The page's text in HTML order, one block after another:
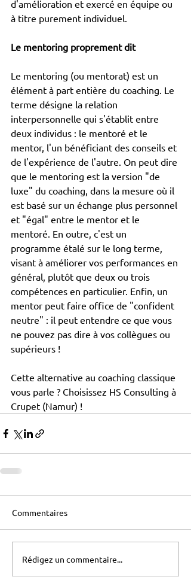
d'amélioration et exercé en équipe ou
à titre purement individuel.
Le mentoring proprement dit
Le mentoring (ou mentorat) est un
élément à part entière du coaching. Le
terme désigne la relation
interpersonnelle qui s'établit entre
deux individus : le mentoré et le
mentor, l'un bénéficiant des conseils et
de l'expérience de l'autre. On peut dire
que le mentoring est la version "de
luxe" du coaching, dans la mesure où il
est basé sur un échange plus personnel
et "égal" entre le mentor et le
mentoré. En outre, c'est un
programme étalé sur le long terme,
visant à améliorer vos performances en
général, plutôt que deux ou trois
compétences en particulier. Enfin, un
mentor peut faire office de "confident
neutre" : il peut entendre ce que vous
ne pouvez pas dire à vos collègues ou
supérieurs !
Cette alternative au coaching classique
vous parle ? Choisissez HS Consulting à
Crupet (Namur) !
Commentaires
Rédigez un commentaire...